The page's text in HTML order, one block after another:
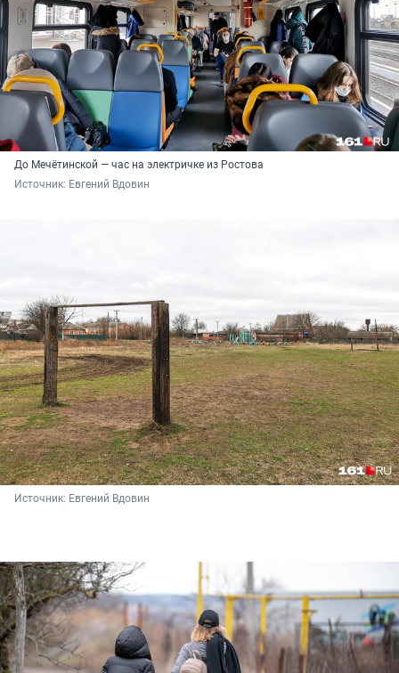
До Мечётинской — час на электричке из Ростова
Источник: Евгений Вдовин
Источник: Евгений Вдовин